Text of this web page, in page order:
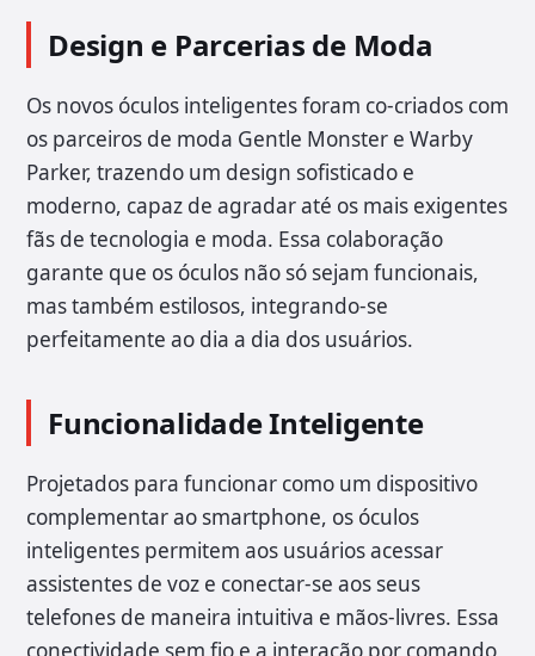
Design e Parcerias de Moda
Os novos óculos inteligentes foram co-criados com
os parceiros de moda Gentle Monster e Warby
Parker, trazendo um design sofisticado e
moderno, capaz de agradar até os mais exigentes
fãs de tecnologia e moda. Essa colaboração
garante que os óculos não só sejam funcionais,
mas também estilosos, integrando-se
perfeitamente ao dia a dia dos usuários.
Funcionalidade Inteligente
Projetados para funcionar como um dispositivo
complementar ao smartphone, os óculos
inteligentes permitem aos usuários acessar
assistentes de voz e conectar-se aos seus
telefones de maneira intuitiva e mãos-livres. Essa